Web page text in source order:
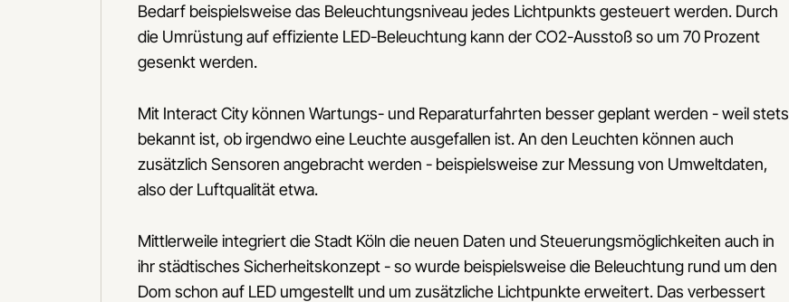
Bedarf beispielsweise das Beleuchtungsniveau jedes Lichtpunkts gesteuert werden. Durch
die Umrüstung auf effiziente LED-Beleuchtung kann der CO2-Ausstoß so um 70 Prozent
gesenkt werden.
Mit Interact City können Wartungs- und Reparaturfahrten besser geplant werden - weil stets
bekannt ist, ob irgendwo eine Leuchte ausgefallen ist. An den Leuchten können auch
zusätzlich Sensoren angebracht werden - beispielsweise zur Messung von Umweltdaten,
also der Luftqualität etwa.
Mittlerweile integriert die Stadt Köln die neuen Daten und Steuerungsmöglichkeiten auch in
ihr städtisches Sicherheitskonzept - so wurde beispielsweise die Beleuchtung rund um den
Dom schon auf LED umgestellt und um zusätzliche Lichtpunkte erweitert. Das verbessert